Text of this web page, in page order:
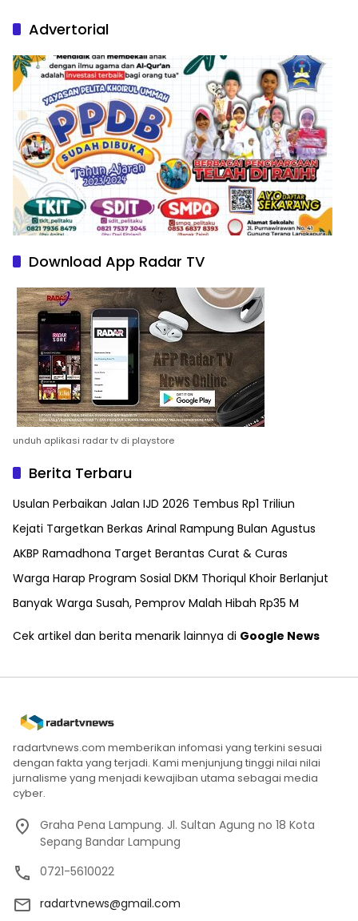
Advertorial
Download App Radar TV
unduh aplikasi radar tv di playstore
Berita Terbaru
Usulan Perbaikan Jalan IJD 2026 Tembus Rp1 Triliun
Kejati Targetkan Berkas Arinal Rampung Bulan Agustus
AKBP Ramadhona Target Berantas Curat & Curas
Warga Harap Program Sosial DKM Thoriqul Khoir Berlanjut
Banyak Warga Susah, Pemprov Malah Hibah Rp35 M
Cek artikel dan berita menarik lainnya di Google News
radartvnews.com memberikan infomasi yang terkini sesuai
dengan fakta yang terjadi. Kami menjunjung tinggi nilai nilai
jurnalisme yang menjadi kewajiban utama sebagai media
cyber.
Graha Pena Lampung. Jl. Sultan Agung no 18 Kota
Sepang Bandar Lampung
0721-5610022
radartvnews@gmail.com